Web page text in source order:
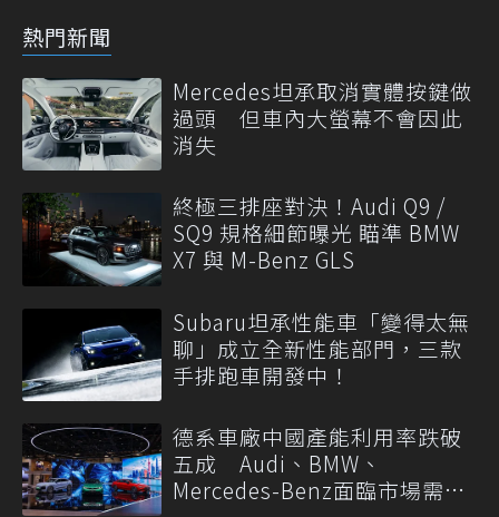
熱門新聞
Mercedes坦承取消實體按鍵做
過頭 但車內大螢幕不會因此
消失
終極三排座對決！Audi Q9 /
SQ9 規格細節曝光 瞄準 BMW
X7 與 M-Benz GLS
Subaru坦承性能車「變得太無
聊」成立全新性能部門，三款
手排跑車開發中！
德系車廠中國產能利用率跌破
五成 Audi、BMW、
Mercedes-Benz面臨市場需求